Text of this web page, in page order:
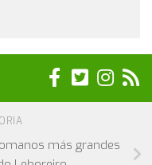
más grandes